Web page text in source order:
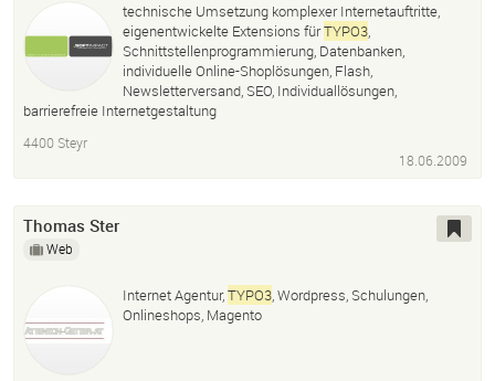
technische Umsetzung komplexer Internetauftritte,
eigenentwickelte Extensions fürTYPO3,
Schnittstellenprogrammierung, Datenbanken,
individuelle Online-Shoplösungen, Flash,
Newsletterversand, SEO, Individuallösungen,
barrierefreie Internetgestaltung
4400 Steyr
18.06.2009
Thomas Ster
Web
Internet Agentur,TYPO3, Wordpress, Schulungen,
Onlineshops, Magento